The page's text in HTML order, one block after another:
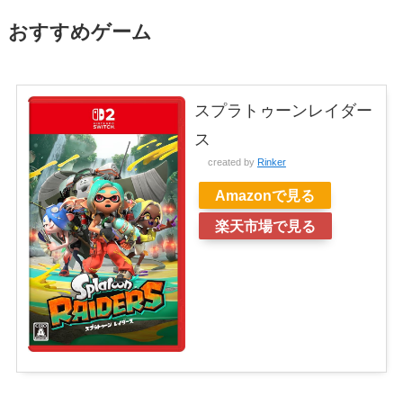
おすすめゲーム
スプラトゥーンレイダー
ス
created by Rinker
Amazonで見る
楽天市場で見る